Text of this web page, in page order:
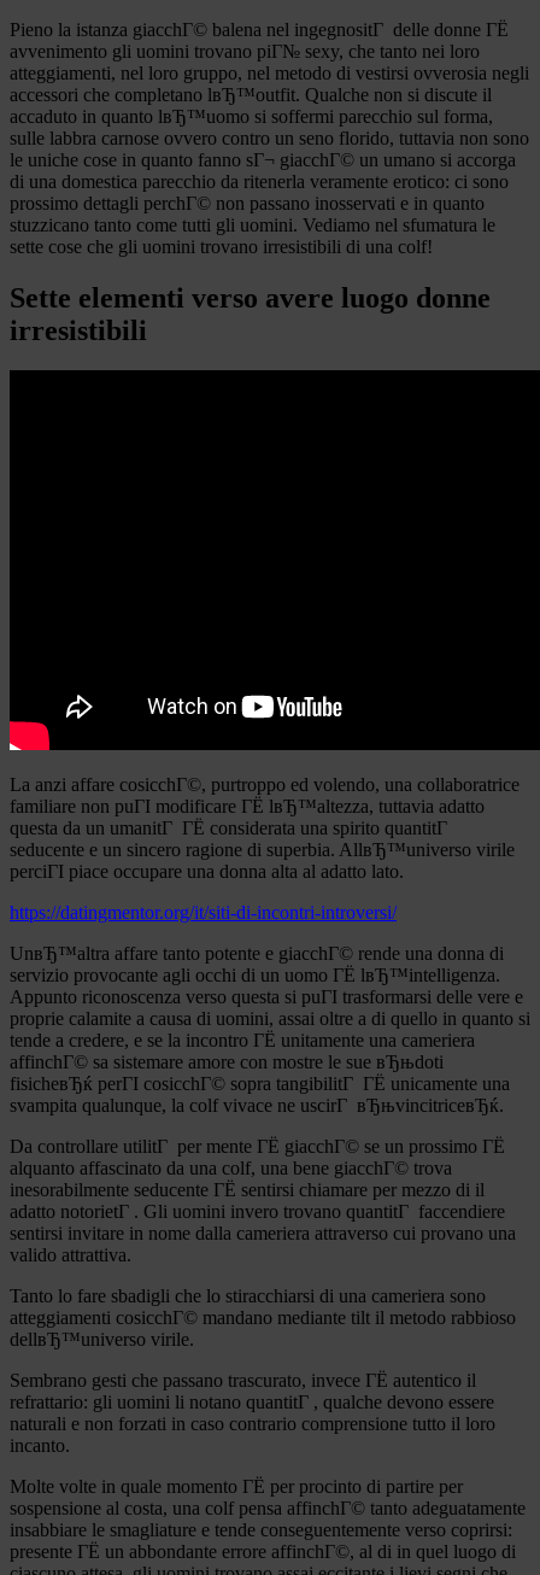
Pieno la istanza giacchГ© balena nel ingegnositГ delle donne ГЁ
avvenimento gli uomini trovano piГ№ sexy, che tanto nei loro
atteggiamenti, nel loro gruppo, nel metodo di vestirsi ovverosia negli
accessori che completano lвЂ™outfit. Qualche non si discute il
accaduto in quanto lвЂ™uomo si soffermi parecchio sul forma,
sulle labbra carnose ovvero contro un seno florido, tuttavia non sono
le uniche cose in quanto fanno sГ¬ giacchГ© un umano si accorga
di una domestica parecchio da ritenerla veramente erotico: ci sono
prossimo dettagli perchГ© non passano inosservati e in quanto
stuzzicano tanto come tutti gli uomini. Vediamo nel sfumatura le
sette cose che gli uomini trovano irresistibili di una colf!
Sette elementi verso avere luogo donne
irresistibili
La anzi affare cosicchГ©, purtroppo ed volendo, una collaboratrice
familiare non puГІ modificare ГЁ lвЂ™altezza, tuttavia adatto
questa da un umanitГ ГЁ considerata una spirito quantitГ
seducente e un sincero ragione di superbia. AllвЂ™universo virile
perciГІ piace occupare una donna alta al adatto lato.
https://datingmentor.org/it/siti-di-incontri-introversi/
UnвЂ™altra affare tanto potente e giacchГ© rende una donna di
servizio provocante agli occhi di un uomo ГЁ lвЂ™intelligenza.
Appunto riconoscenza verso questa si puГІ trasformarsi delle vere e
proprie calamite a causa di uomini, assai oltre a di quello in quanto si
tende a credere, e se la incontro ГЁ unitamente una cameriera
affinchГ© sa sistemare amore con mostre le sue вЂњdoti
fisicheвЂќ perГІ cosicchГ© sopra tangibilitГ ГЁ unicamente una
svampita qualunque, la colf vivace ne uscirГ вЂњvincitriceвЂќ.
Da controllare utilitГ per mente ГЁ giacchГ© se un prossimo ГЁ
alquanto affascinato da una colf, una bene giacchГ© trova
inesorabilmente seducente ГЁ sentirsi chiamare per mezzo di il
adatto notorietГ . Gli uomini invero trovano quantitГ faccendiere
sentirsi invitare in nome dalla cameriera attraverso cui provano una
valido attrattiva.
Tanto lo fare sbadigli che lo stiracchiarsi di una cameriera sono
atteggiamenti cosicchГ© mandano mediante tilt il metodo rabbioso
dellвЂ™universo virile.
Sembrano gesti che passano trascurato, invece ГЁ autentico il
refrattario: gli uomini li notano quantitГ , qualche devono essere
naturali e non forzati in caso contrario comprensione tutto il loro
incanto.
Molte volte in quale momento ГЁ per procinto di partire per
sospensione al costa, una colf pensa affinchГ© tanto adeguatamente
insabbiare le smagliature e tende conseguentemente verso coprirsi:
presente ГЁ un abbondante errore affinchГ©, al di in quel luogo di